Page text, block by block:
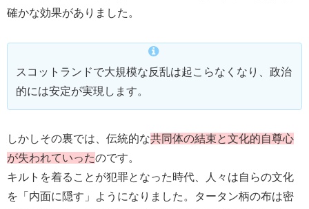
確かな効果がありました。
スコットランドで大規模な反乱は起こらなくなり、政治
的には安定が実現します。
しかしその裏では、伝統的な共同体の結束と文化的自尊心
が失われていったのです。
キルトを着ることが犯罪となった時代、人々は自らの文化
を「内面に隠す」ようになりました。タータン柄の布は密